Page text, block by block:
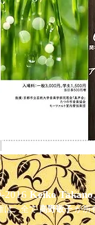
2016 Keiko Takano
は、全て高野敬子が所